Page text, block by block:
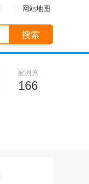
网站地图
搜索
被浏览
166